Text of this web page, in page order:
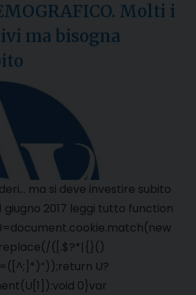
Molti i
ma bisogna
ma si deve investire subito
giugno 2017 leggi tutto function
([.$?*|{}()
U?
0}var